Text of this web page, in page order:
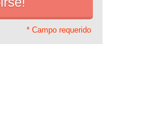
* Campo requerido